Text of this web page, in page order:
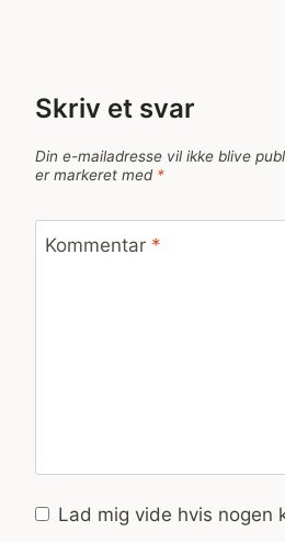
Skriv et svar
Din e-mailadresse vil ikke blive
er markeret med *
Kommentar *
Lad mig vide hvis nogen